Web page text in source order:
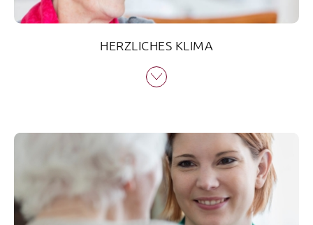
HERZLICHES KLIMA
In den gut verankerten Betriebn der Bethesda
Versorgungskette gemacht: ambulante
Dienstleistungen, Tages- und Nachtstrukturen sowie
stationäre Einrichtungen.